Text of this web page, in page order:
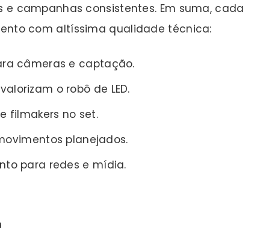
campanhas consistentes. Em suma, cada
com altíssima qualidade técnica:
câmeras e captação.
o robô de LED.
filmakers no set.
planejados.
para redes e mídia.